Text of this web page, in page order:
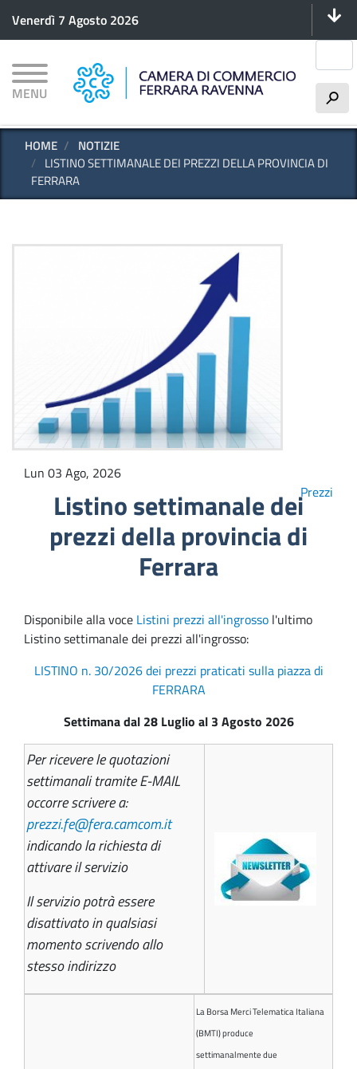
principale
Venerdì 7 Agosto 2026
MENU h
HOME
NOTIZIE
LISTINO SETTIMANALE DEI PREZZI DELLA PROVINCIA DI
FERRARA
Lun 03 Ago, 2026
Listino settimanale dei
prezzi della provincia di
Ferrara
Prezzi
Disponibile alla voce Listini prezzi all'ingrosso l'ultimo
Listino settimanale dei prezzi all'ingrosso:
LISTINO n. 30/2026 dei prezzi praticati sulla piazza di
FERRARA
Settimana dal 28 Luglio al 3 Agosto 2026
Per ricevere le quotazioni
settimanali tramite E-MAIL
occorre scrivere a:
prezzi.fe@fera.camcom.it
indicando la richiesta di
attivare il servizio
Il servizio potrà essere
disattivato in qualsiasi
momento scrivendo allo
stesso indirizzo
La Borsa Merci Telematica Italiana
(BMTI) produce
settimanalmente due